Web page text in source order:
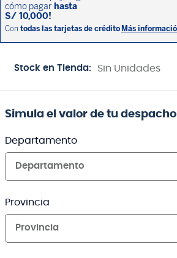
Stock en Tienda: Sin Unidades
Simula el valor de tu despacho
Departamento
Departamento
Provincia
Provincia